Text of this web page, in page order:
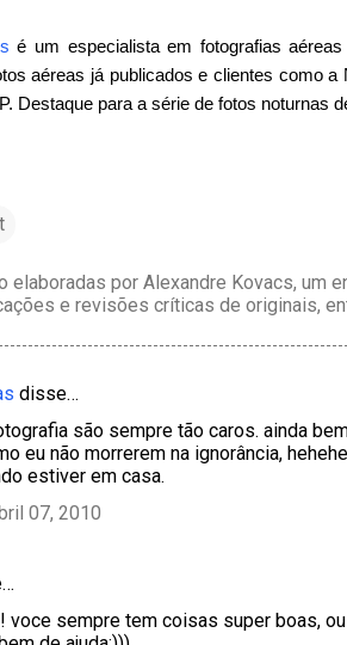
é um especialista em fotografias
aéreas já publicados e clientes como
Destaque para a série de fotos noturnas
elaboradas por Alexandre Kovacs, um
e revisões críticas de originais,
disse…
são sempre tão caros. ainda
eu não morrerem na ignorância,
estiver em casa.
07, 2010
voce sempre tem coisas super boas,